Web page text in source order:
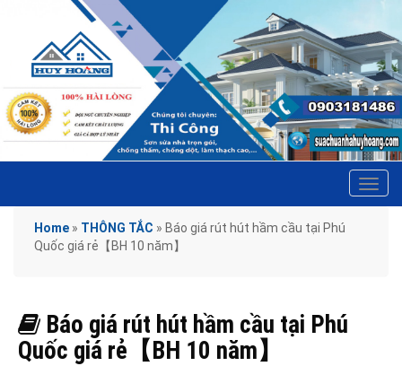
Home » THÔNG TẮC » Báo giá rút hút hầm cầu tại Phú
Quốc giá rẻ【BH 10 năm】
Báo giá rút hút hầm cầu tại Phú
Quốc giá rẻ【BH 10 năm】